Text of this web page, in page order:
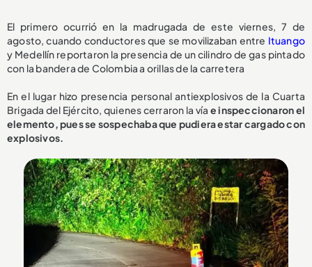
El primero ocurrió en la madrugada de este viernes, 7 de
agosto, cuando conductores que se movilizaban entre Ituango
y Medellín reportaron la presencia de un cilindro de gas pintado
con la bandera de Colombia a orillas de la carretera
En el lugar hizo presencia personal antiexplosivos de la Cuarta
Brigada del Ejército, quienes cerraron la vía e inspeccionaron el
elemento, pues se sospechaba que pudiera estar cargado con
explosivos.